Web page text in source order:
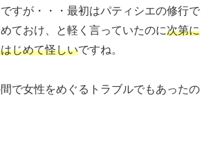
すが・・・最初はパティシエの修行で
ておけ、と軽く言っていたのに次第に
じめて怪しいですね。
で女性をめぐるトラブルでもあったの